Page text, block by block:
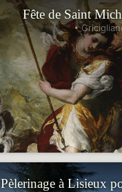
Fête de Saint
•
Pèlerinage à Lisieux